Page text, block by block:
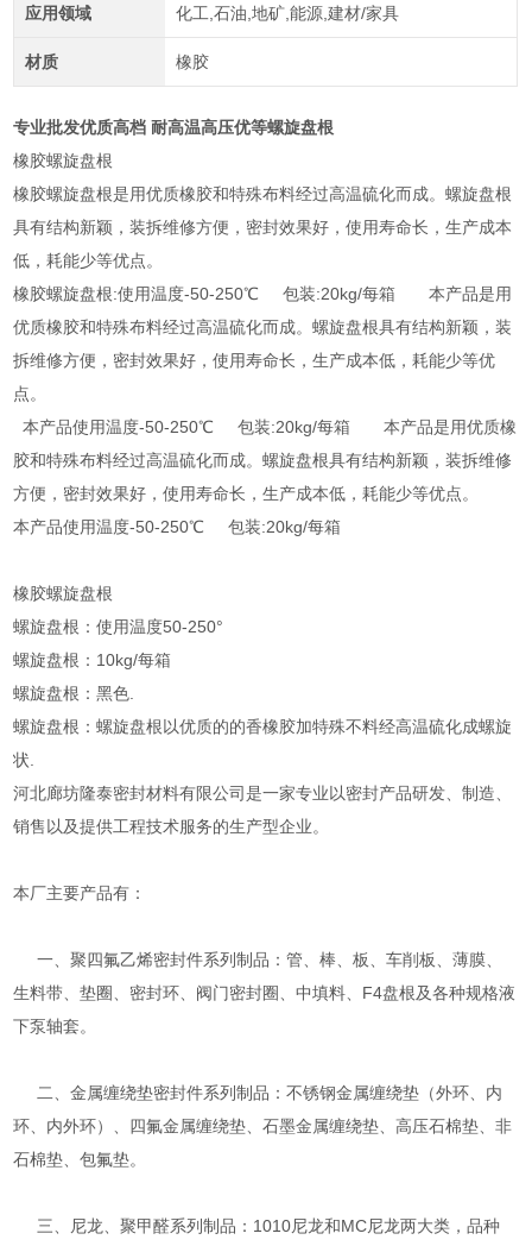
应用领域 化工,石油,地矿,能源,建材/家具
材质 橡胶
专业批发优质高档 耐高温高压优等螺旋盘根
橡胶螺旋盘根
橡胶螺旋盘根是用优质橡胶和特殊布料经过高温硫化而成。螺旋盘根
具有结构新颖，装拆维修方便，密封效果好，使用寿命长，生产成本
低，耗能少等优点。
橡胶螺旋盘根:使用温度-50-250℃ 包装:20kg/每箱 本产品是用
优质橡胶和特殊布料经过高温硫化而成。螺旋盘根具有结构新颖，装
拆维修方便，密封效果好，使用寿命长，生产成本低，耗能少等优
点。
本产品使用温度-50-250℃ 包装:20kg/每箱 本产品是用优质橡
胶和特殊布料经过高温硫化而成。螺旋盘根具有结构新颖，装拆维修
方便，密封效果好，使用寿命长，生产成本低，耗能少等优点。
本产品使用温度-50-250℃ 包装:20kg/每箱
橡胶螺旋盘根
螺旋盘根：使用温度50-250°
螺旋盘根：10kg/每箱
螺旋盘根：黑色.
螺旋盘根：螺旋盘根以优质的的香橡胶加特殊不料经高温硫化成螺旋
状.
河北廊坊隆泰密封材料有限公司是一家专业以密封产品研发、制造、
销售以及提供工程技术服务的生产型企业。
本厂主要产品有：
一、聚四氟乙烯密封件系列制品：管、棒、板、车削板、薄膜、
生料带、垫圈、密封环、阀门密封圈、中填料、F4盘根及各种规格液
下泵轴套。
二、金属缠绕垫密封件系列制品：不锈钢金属缠绕垫（外环、内
环、内外环）、四氟金属缠绕垫、石墨金属缠绕垫、高压石棉垫、非
石棉垫、包氟垫。
三、尼龙、聚甲醛系列制品：1010尼龙和MC尼龙两大类，品种